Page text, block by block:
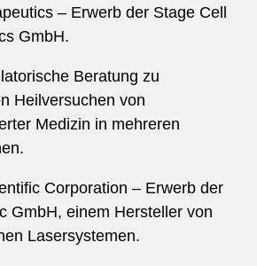
– Erwerb der Stage Cell
GmbH.
Beratung zu
Heilversuchen von
Medizin in mehreren
Corporation – Erwerb der
GmbH, einem Hersteller von
Lasersystemen.